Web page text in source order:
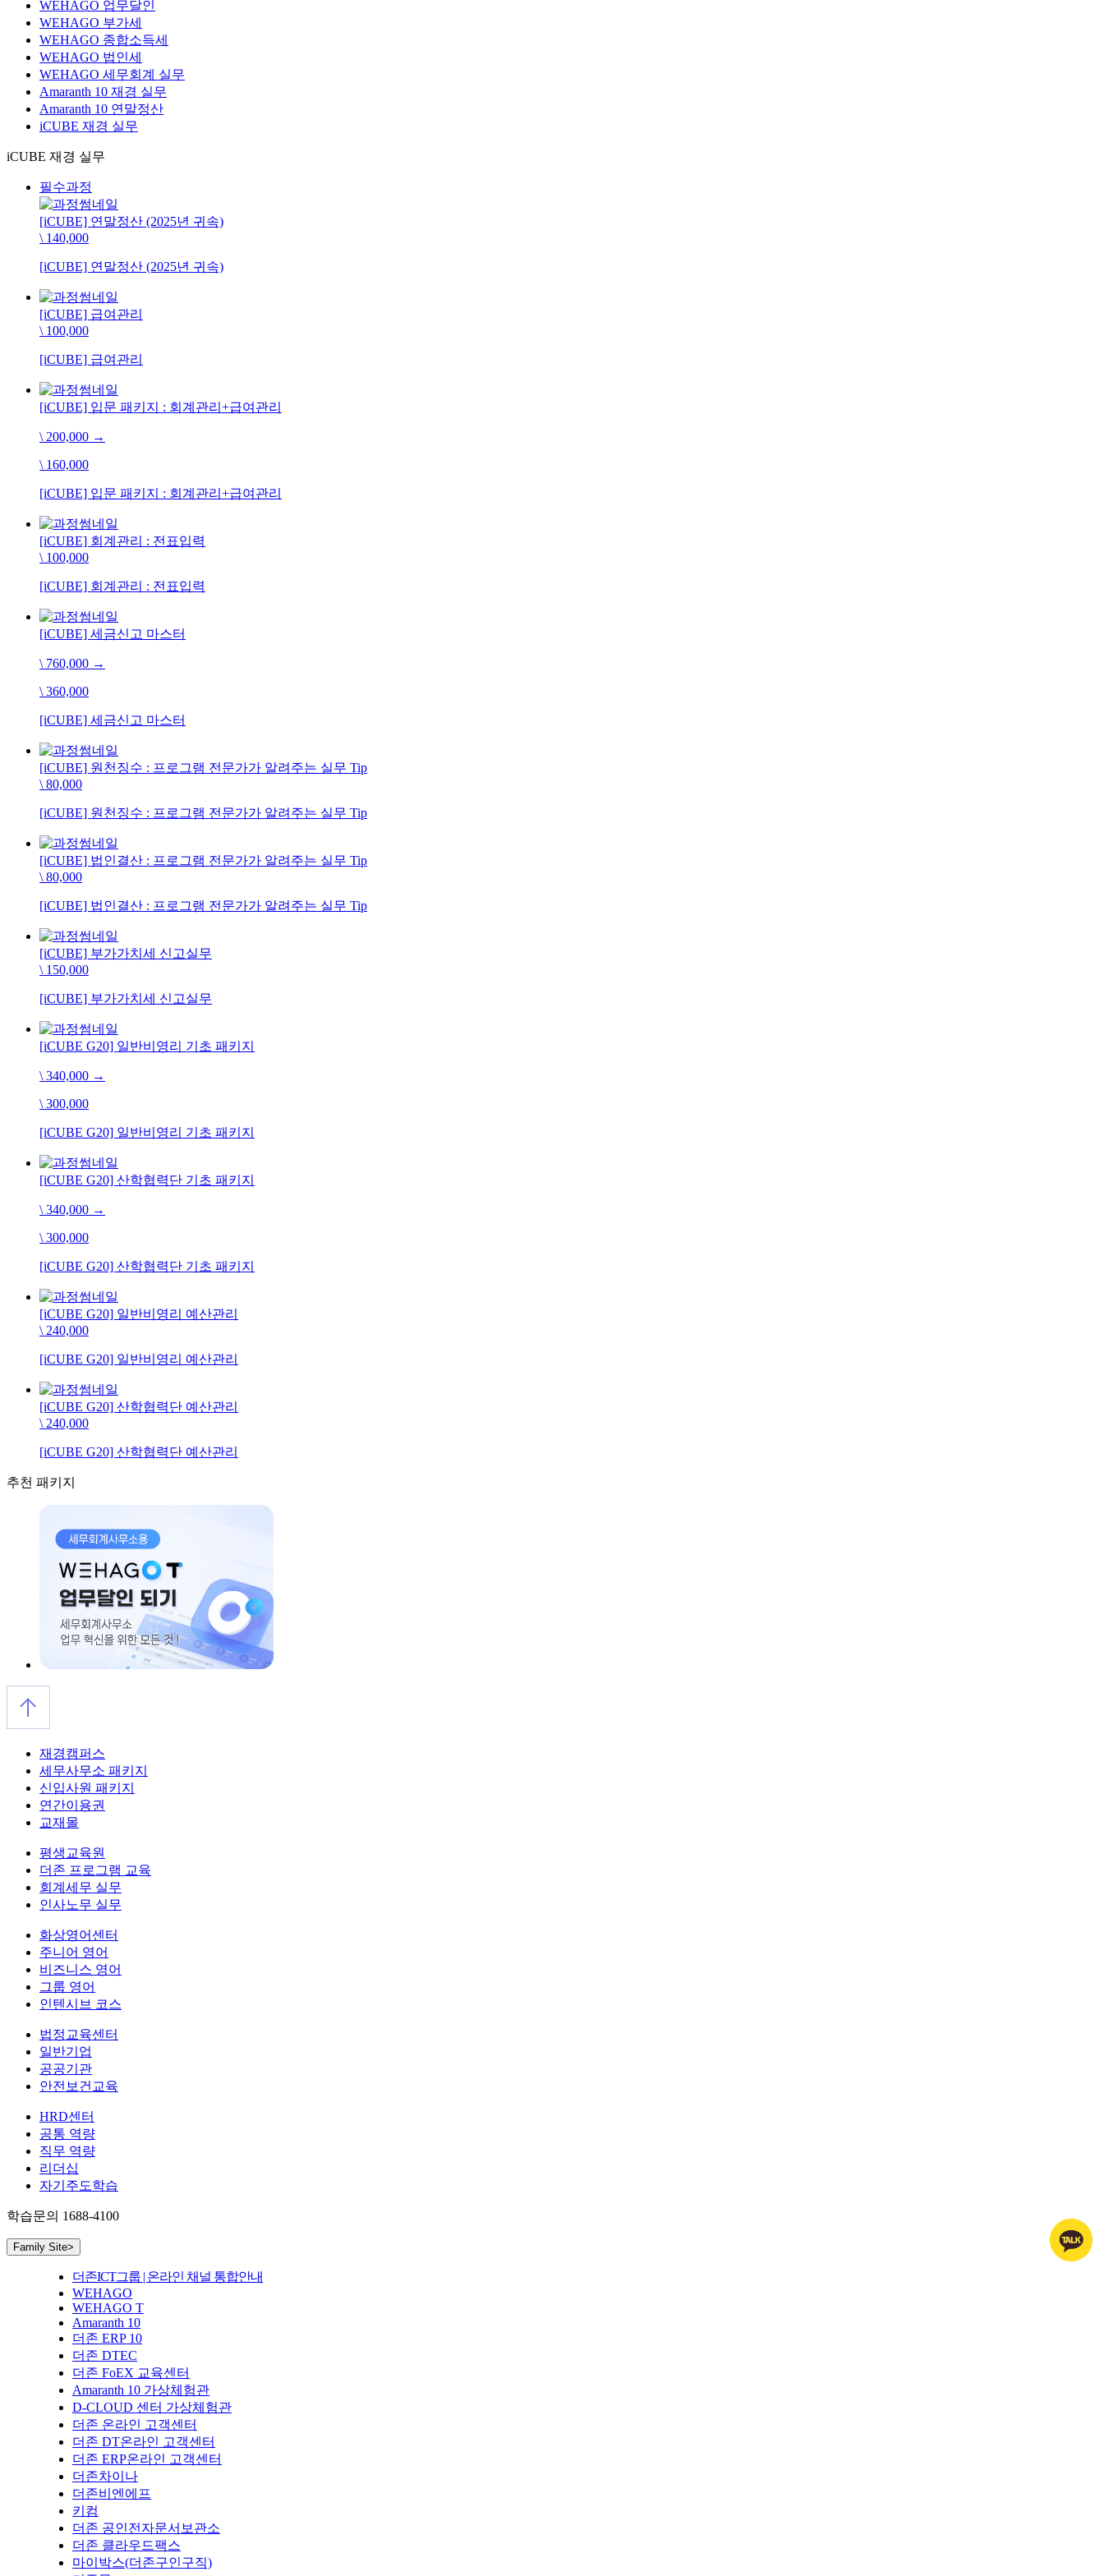
WEHAGO 업무달인
WEHAGO 부가세
WEHAGO 종합소득세
WEHAGO 법인세
WEHAGO 세무회계 실무
Amaranth 10 재경 실무
Amaranth 10 연말정산
iCUBE 재경 실무
iCUBE 재경 실무
필수과정
[iCUBE] 연말정산 (2025년 귀속)
\ 140,000
[iCUBE] 연말정산 (2025년 귀속)
[iCUBE] 급여관리
\ 100,000
[iCUBE] 급여관리
[iCUBE] 입문 패키지 : 회계관리+급여관리
\ 200,000 →
\ 160,000
[iCUBE] 입문 패키지 : 회계관리+급여관리
[iCUBE] 회계관리 : 전표입력
\ 100,000
[iCUBE] 회계관리 : 전표입력
[iCUBE] 세금신고 마스터
\ 760,000 →
\ 360,000
[iCUBE] 세금신고 마스터
[iCUBE] 원천징수 : 프로그램 전문가가 알려주는 실무 Tip
\ 80,000
[iCUBE] 원천징수 : 프로그램 전문가가 알려주는 실무 Tip
[iCUBE] 법인결산 : 프로그램 전문가가 알려주는 실무 Tip
\ 80,000
[iCUBE] 법인결산 : 프로그램 전문가가 알려주는 실무 Tip
[iCUBE] 부가가치세 신고실무
\ 150,000
[iCUBE] 부가가치세 신고실무
[iCUBE G20] 일반비영리 기초 패키지
\ 340,000 →
\ 300,000
[iCUBE G20] 일반비영리 기초 패키지
[iCUBE G20] 산학협력단 기초 패키지
\ 340,000 →
\ 300,000
[iCUBE G20] 산학협력단 기초 패키지
[iCUBE G20] 일반비영리 예산관리
\ 240,000
[iCUBE G20] 일반비영리 예산관리
[iCUBE G20] 산학협력단 예산관리
\ 240,000
[iCUBE G20] 산학협력단 예산관리
추천 패키지
재경캠퍼스
세무사무소 패키지
신입사원 패키지
연간이용권
교재몰
평생교육원
더존 프로그램 교육
회계세무 실무
인사노무 실무
화상영어센터
주니어 영어
비즈니스 영어
그룹 영어
인텐시브 코스
법정교육센터
일반기업
공공기관
안전보건교육
HRD센터
공통 역량
직무 역량
리더십
자기주도학습
학습문의 1688-4100
Family Site>
더존ICT그룹 | 온라인 채널 통합안내
WEHAGO
WEHAGO T
Amaranth 10
더존 ERP 10
더존 DTEC
더존 FoEX 교육센터
Amaranth 10 가상체험관
D-CLOUD 센터 가상체험관
더존 온라인 고객센터
더존 DT온라인 고객센터
더존 ERP온라인 고객센터
더존차이나
더존비엔에프
키컴
더존 공인전자문서보관소
더존 클라우드팩스
마이박스(더존구인구직)